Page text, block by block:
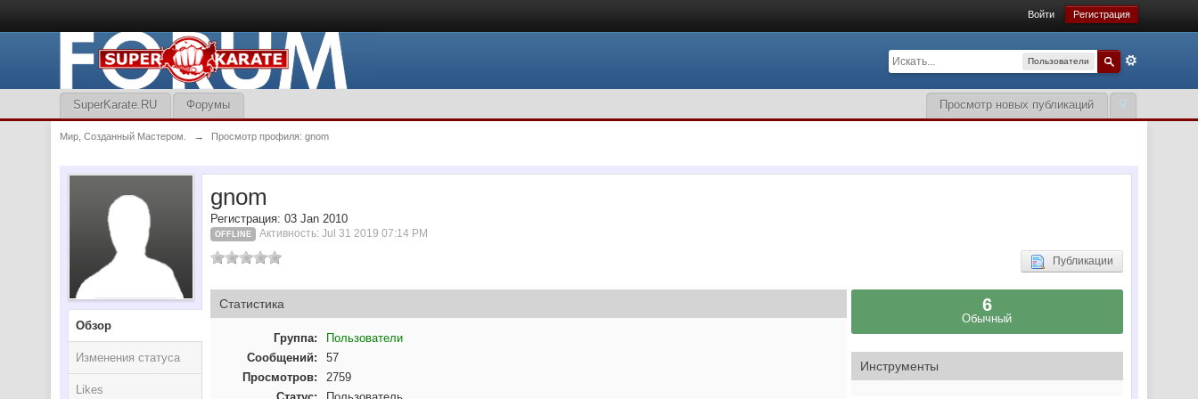
Войти Регистрация
Пользователи
Просмотр новых публикаций
SuperKarate.RU Форумы
Мир, Созданный Мастером. → Просмотр профиля: gnom
Обзор
Изменения статуса
Likes
gnom
Регистрация: 03 Jan 2010
OFFLINE Активность: Jul 31 2019 07:14 PM
Публикации
Статистика
Группа:
Пользователи
Сообщений:
57
Просмотров:
2759
6
Обычный
Инструменты